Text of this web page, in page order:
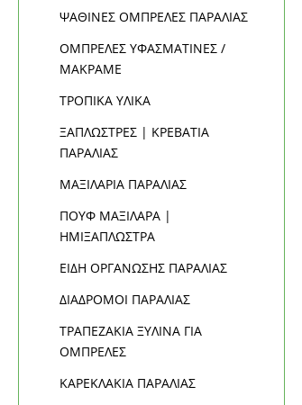
ΨΑΘΙΝΕΣ ΟΜΠΡΕΛΕΣ ΠΑΡΑΛΙΑΣ
ΟΜΠΡΕΛΕΣ ΥΦΑΣΜΑΤΙΝΕΣ /
ΜΑΚΡΑΜΕ
ΤΡΟΠΙΚΑ ΥΛΙΚΑ
ΞΑΠΛΩΣΤΡΕΣ | ΚΡΕΒΑΤΙΑ
ΠΑΡΑΛΙΑΣ
ΜΑΞΙΛΑΡΙΑ ΠΑΡΑΛΙΑΣ
ΠΟΥΦ ΜΑΞΙΛΑΡΑ |
ΗΜΙΞΑΠΛΩΣΤΡΑ
ΕΙΔΗ ΟΡΓΑΝΩΣΗΣ ΠΑΡΑΛΙΑΣ
ΔΙΑΔΡΟΜΟΙ ΠΑΡΑΛΙΑΣ
ΤΡΑΠΕΖΑΚΙΑ ΞΥΛΙΝΑ ΓΙΑ
ΟΜΠΡΕΛΕΣ
ΚΑΡΕΚΛΑΚΙΑ ΠΑΡΑΛΙΑΣ